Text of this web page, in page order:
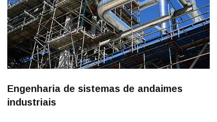
Engenharia de sistemas de andaimes
industriais